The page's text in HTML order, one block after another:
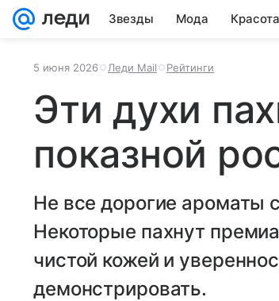
Звезды Мода Красота
5 июня 2026 Леди Mail Рейтинги
Эти духи
показной
Не все дорогие ароматы
Некоторые пахнут
чистой кожей и
демонстрировать.